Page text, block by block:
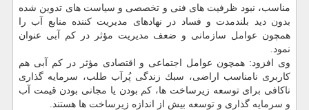
مناسب، نبود ظرفیت های فنی و تخصصی و سیاست های تدوین شده
بدون دید بلندمدت و فساد در نهادهای مدیریت كننده منابع آب را
همچون عوامل سازمانی و ضعف مدیریت مؤثر در كم آبی عنوان
نمود.
وی افزود: همچون عوامل اجتماعی و اقتصادی مؤثر در كم آبی هم
كاربری نامناسب اراضی، سبك زندگی پُرآب طلب، سرمایه گذاری
ناكافی برای توسعه زیرساخت ها، كم بودن یا مجانی بودن قیمت آب
و سرمایه گذاری و توسعه بیش از اندازه زیرساخت ها هستند.